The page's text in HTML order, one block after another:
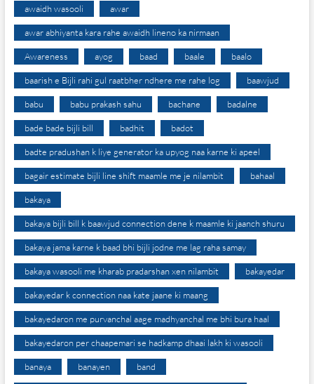
awaidh wasooli awar
awar abhiyanta kara rahe awaidh lineno ka nirmaan
Awareness ayog baad baale baalo
baarish e Bijli rahi gul raatbher ndhere me rahe log baawjud
babu babu prakash sahu bachane badalne
bade bade bijli bill badhit badot
badte pradushan k liye generator ka upyog naa karne ki apeel
bagair estimate bijli line shift maamle me je nilambit bahaal
bakaya
bakaya bijli bill k baawjud connection dene k maamle ki jaanch shuru
bakaya jama karne k baad bhi bijli jodne me lag raha samay
bakaya wasooli me kharab pradarshan xen nilambit bakayedar
bakayedar k connection naa kate jaane ki maang
bakayedaron me purvanchal aage madhyanchal me bhi bura haal
bakayedaron per chaapemari se hadkamp dhaai lakh ki wasooli
banaya banayen band